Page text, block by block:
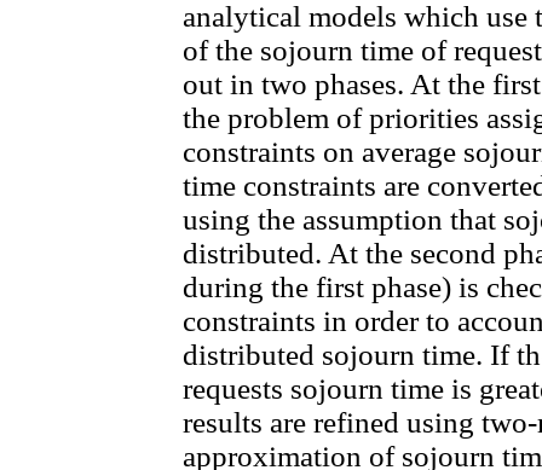
analytical models which use
of the sojourn time of
out in two phases. At the
the problem of priorities
constraints on average
time constraints are
using the assumption that
distributed. At the second
during the first phase) is
constraints in order to
distributed sojourn time. If
requests sojourn time is
results are refined using
approximation of sojourn